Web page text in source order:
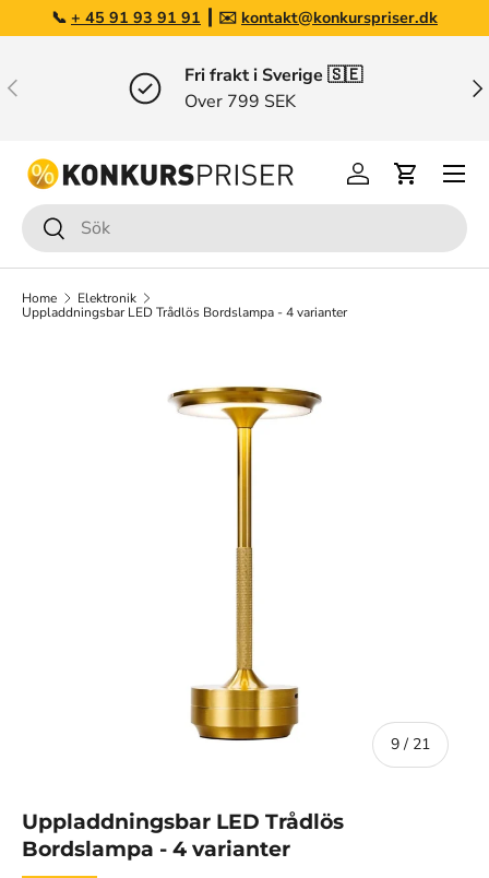
Gå till innehållet
📞 + 45 91 93 91 91 ┃ ✉️ kontakt@konkurspriser.dk
Tidigare
Fri frakt i Sverige 🇸🇪
Over 799 SEK
Sök
Sök
Logga inVarukorg
Menu
Home
Elektronik
Uppladdningsbar LED Trådlös Bordslampa - 4 varianter
9 / av
21
Uppladdningsbar LED Trådlös
Bordslampa - 4 varianter